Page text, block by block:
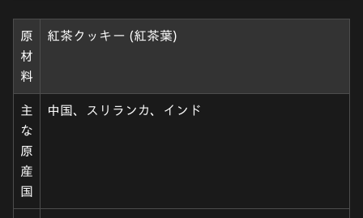
原
材
料
紅茶クッキー (紅茶葉)
主
な
原
産
国
中国、スリランカ、インド